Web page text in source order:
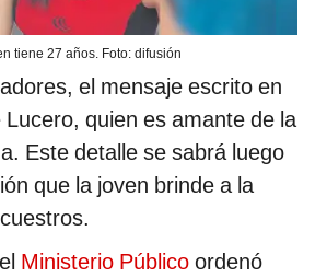
tiene 27 años. Foto: difusión
el mensaje escrito en
quien es amante de la
Este detalle se sabrá luego
que la joven brinde a la
Ministerio Público ordenó